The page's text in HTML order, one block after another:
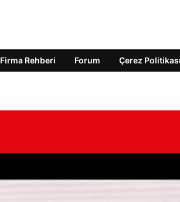
Firma Rehberi Forum Çerez Politikası